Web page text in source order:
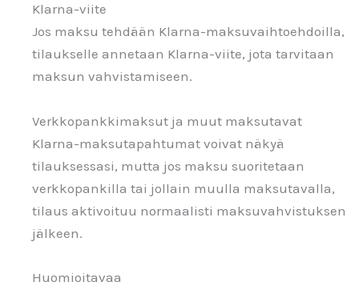
Klarna-viite
Jos maksu tehdään Klarna-maksuvaihtoehdoilla,
tilaukselle annetaan Klarna-viite, jota tarvitaan
maksun vahvistamiseen.
Verkkopankkimaksut ja muut maksutavat
Klarna-maksutapahtumat voivat näkyä
tilauksessasi, mutta jos maksu suoritetaan
verkkopankilla tai jollain muulla maksutavalla,
tilaus aktivoituu normaalisti maksuvahvistuksen
jälkeen.
Huomioitavaa